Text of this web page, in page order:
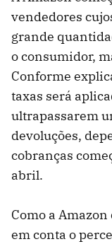
vendedores
grande
o consumidor,
Conforme
taxas será
ultrapassarem
devoluções,
cobranças
abril.
Como a
em conta o